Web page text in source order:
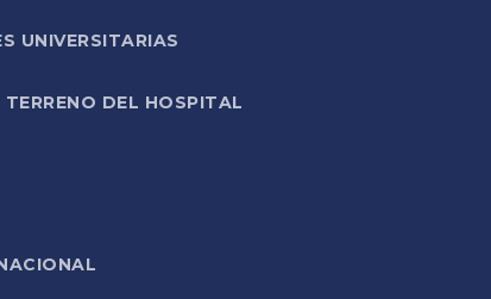
UNIVERSITARIAS
DEL HOSPITAL